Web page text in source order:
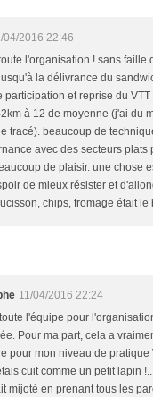
04/2016 22:46
l'organisation ! sans faille
la délivrance du
participation et reprise du
à 12 de moyenne (j'ai du
tracé). beaucoup de
avec des secteurs plats
de plaisir. une chose
de mieux résister et
chips, fromage était le
11/04/2016 22:24
l'équipe pour
Pour ma part, cela a
pour mon niveau de pratique
cuit comme un petit lapin
mijoté en prenant tous les